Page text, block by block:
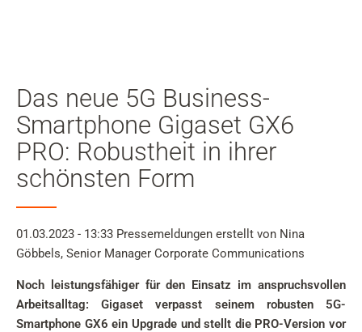
Zur Suche springen
Zur Sprachauswahl springen
Skip to Cookie Configuration
Warenkorb
Shift+Alt+C
Customer Account
Das neue 5G Business-
Smartphone Gigaset GX6
PRO: Robustheit in ihrer
schönsten Form
01.03.2023 - 13:33 Pressemeldungen erstellt von Nina
Göbbels, Senior Manager Corporate Communications
Noch leistungsfähiger für den Einsatz im anspruchsvollen
Arbeitsalltag: Gigaset verpasst seinem robusten 5G-
Smartphone GX6 ein Upgrade und stellt die PRO-Version vor